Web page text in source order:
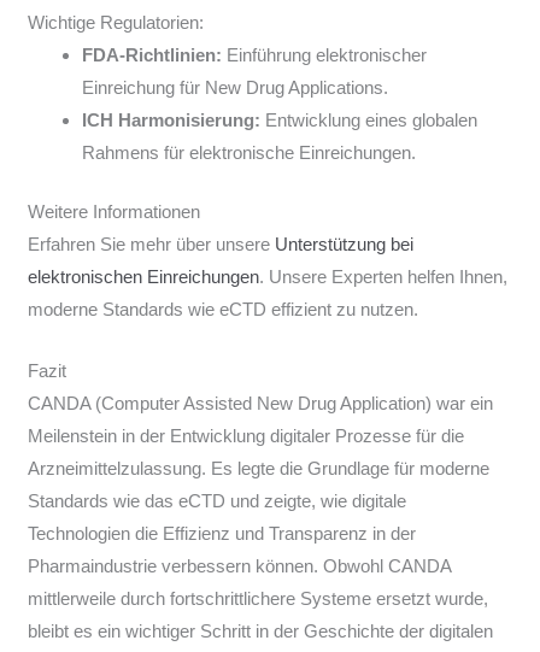
Wichtige Regulatorien:
FDA-Richtlinien: Einführung elektronischer
Einreichung für New Drug Applications.
ICH Harmonisierung: Entwicklung eines globalen
Rahmens für elektronische Einreichungen.
Weitere Informationen
Erfahren Sie mehr über unsere Unterstützung bei
elektronischen Einreichungen. Unsere Experten helfen Ihnen,
moderne Standards wie eCTD effizient zu nutzen.
Fazit
CANDA (Computer Assisted New Drug Application) war ein
Meilenstein in der Entwicklung digitaler Prozesse für die
Arzneimittelzulassung. Es legte die Grundlage für moderne
Standards wie das eCTD und zeigte, wie digitale
Technologien die Effizienz und Transparenz in der
Pharmaindustrie verbessern können. Obwohl CANDA
mittlerweile durch fortschrittlichere Systeme ersetzt wurde,
bleibt es ein wichtiger Schritt in der Geschichte der digitalen